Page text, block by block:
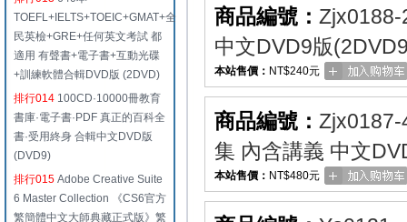
TOEFL+IELTS+TOEIC+GMAT+全
民英檢+GRE+任何英文考試 都
適用 有聲書+電子書+互動光碟
+訓練軟體合輯DVD版 (2DVD)
排行014 100CD·10000冊教育
書庫·電子書·PDF 真正的百科全
書·受用終身 合輯中文DVD版
(DVD9)
排行015 Adobe Creative Suite
6 Master Collection 《CS6官方
繁簡體中文大師典藏正式版》繁
商品編號： Zjx0188-
中文DVD9版
本站售價： NT$240元
商品編號： Zjx0187-
集 內含講義 中文
本站售價： NT$480元